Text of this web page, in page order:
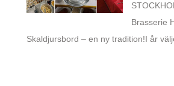
Brasserie
Skaldjursbord – en ny tradition!I år